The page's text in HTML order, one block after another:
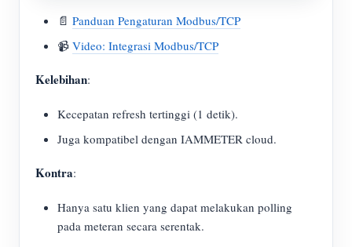
📄 Panduan Pengaturan Modbus/TCP
📹 Video: Integrasi Modbus/TCP
Kelebihan:
Kecepatan refresh tertinggi (1 detik).
Juga kompatibel dengan IAMMETER cloud.
Kontra:
Hanya satu klien yang dapat melakukan polling
pada meteran secara serentak.